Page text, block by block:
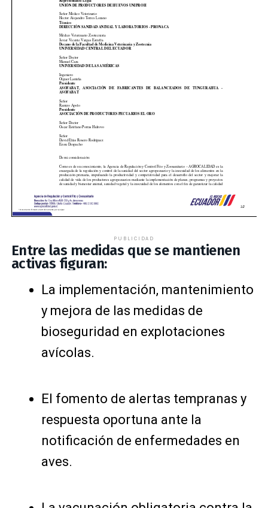
PUBLICIDAD
Entre las medidas que se mantienen
activas figuran:
La implementación, mantenimiento
y mejora de las medidas de
bioseguridad en explotaciones
avícolas.
El fomento de alertas tempranas y
respuesta oportuna ante la
notificación de enfermedades en
aves.